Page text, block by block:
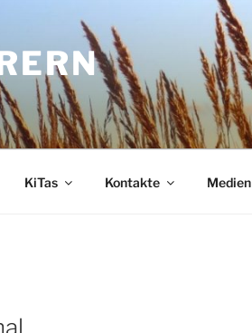
KiTas Kontakte Medien